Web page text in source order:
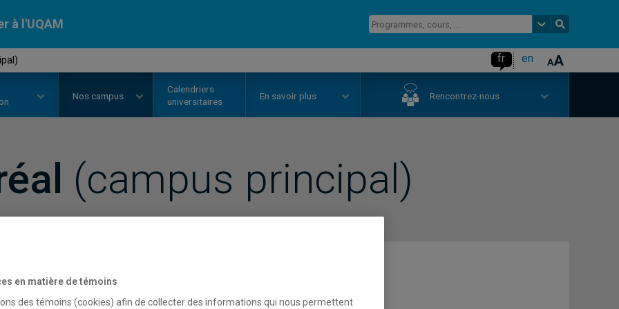
à l'UQAM
fr en
Nos campus
Calendriers
universitaires
En savoir plus Rencontrez-nous
(campus principal)
en matière de témoins
des témoins (cookies) afin de collecter des informations qui nous permettent